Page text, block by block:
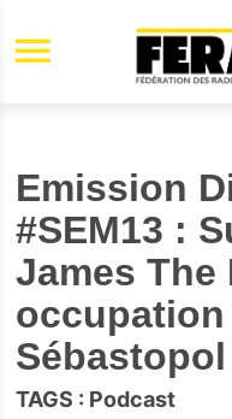
Aller au
Emission
#SEM13 :
James The
occupation
TAGS : Podcast